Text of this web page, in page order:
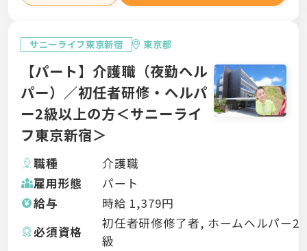
サニーライフ東京新宿 東京都
【パート】介護職（夜勤ヘル
パー）／初任者研修・ヘルパ
ー2級以上の方＜サニーライ
フ東京新宿＞
職種
介護職
雇用形態
パート
給与
時給 1,379円
必須資格
初任者研修修了者, ホームヘルパー2
級